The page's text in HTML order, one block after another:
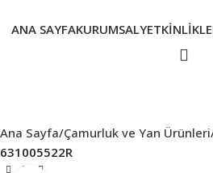
ANA SAYFAKURUMSAL
Ana Sayfa Çamurluk ve Yan Ürünleri
631005522R